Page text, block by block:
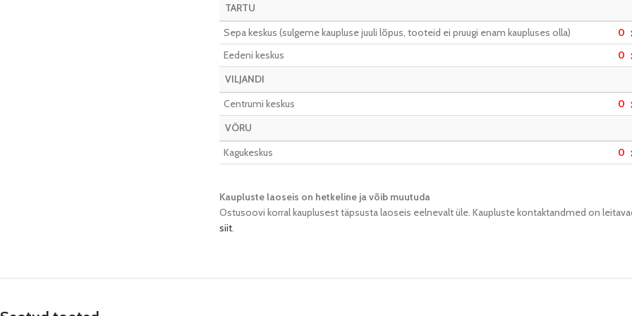
TARTU
Sepa keskus (sulgeme kaupluse juuli lõpus, tooteid ei pruugi enam kaupluses olla)
0
Eedeni keskus 0
VILJANDI
Centrumi keskus
0
VÕRU
Kagukeskus
0
Kaupluste laoseis on hetkeline ja võib muutuda​
Ostusoovi korral kauplusest täpsusta laoseis eelnevalt üle. Kaupluste kontaktandmed on
siit.